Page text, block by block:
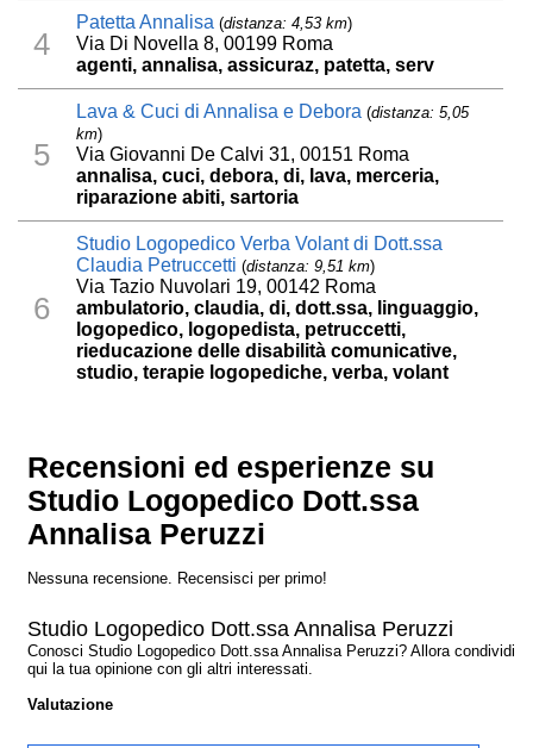
4
Patetta Annalisa (distanza: 4,53 km)
Via Di Novella 8, 00199 Roma
agenti, annalisa, assicuraz, patetta, serv
5
Lava & Cuci di Annalisa e Debora (distanza: 5,05
km)
Via Giovanni De Calvi 31, 00151 Roma
annalisa, cuci, debora, di, lava, merceria,
riparazione abiti, sartoria
6
Studio Logopedico Verba Volant di Dott.ssa
Claudia Petruccetti (distanza: 9,51 km)
Via Tazio Nuvolari 19, 00142 Roma
ambulatorio, claudia, di, dott.ssa, linguaggio,
logopedico, logopedista, petruccetti,
rieducazione delle disabilità comunicative,
studio, terapie logopediche, verba, volant
Recensioni ed esperienze su
Studio Logopedico Dott.ssa
Annalisa Peruzzi
Nessuna recensione. Recensisci per primo!
Studio Logopedico Dott.ssa Annalisa Peruzzi
Conosci Studio Logopedico Dott.ssa Annalisa Peruzzi? Allora condividi
qui la tua opinione con gli altri interessati.
Valutazione